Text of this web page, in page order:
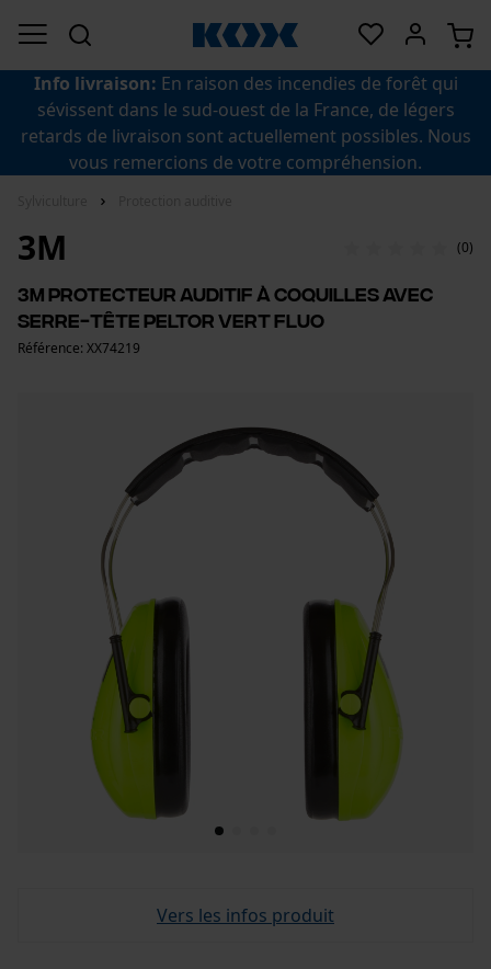
Info livraison: En raison des incendies de forêt qui
sévissent dans le sud-ouest de la France, de légers
retards de livraison sont actuellement possibles. Nous
vous remercions de votre compréhension.
3M (0)
3M Protecteur auditif à coquilles avec
serre-tête Peltor vert fluo
Référence: XX74219
Vers les infos produit